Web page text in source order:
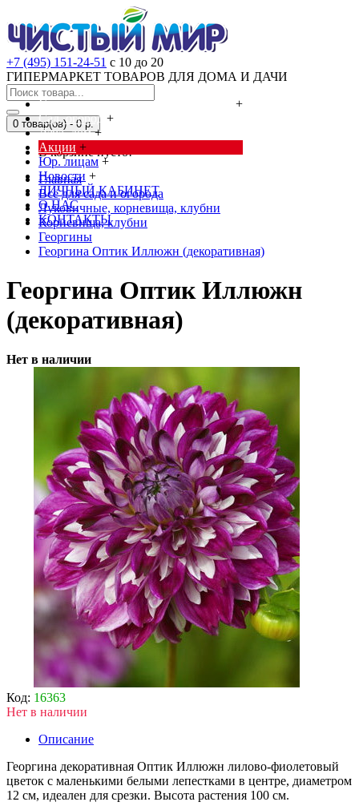
+7 (495) 151-24-51 с 10 до 20
ГИПЕРМАРКЕТ ТОВАРОВ ДЛЯ ДОМА И ДАЧИ
Cредства от насекомых и грызунов
+
Сад, огород +
Дача, дом +
Акции +
Юр. лицам +
Новости +
ЛИЧНЫЙ КАБИНЕТ
О НАС
КОНТАКТЫ
0 товар(ов) - 0 р.
В корзине пусто!
Главная
Всё для сада и огорода
Луковичные, корневища, клубни
Корневища, клубни
Георгины
Георгина Оптик Иллюжн (декоративная)
Георгина Оптик Иллюжн
(декоративная)
Нет в наличии
Код: 16363
Нет в наличии
Описание
Георгина декоративная Оптик Иллюжн лилово-фиолетовый
цветок с маленькими белыми лепестками в центре, диаметром
12 см, идеален для срезки. Высота растения 100 см.